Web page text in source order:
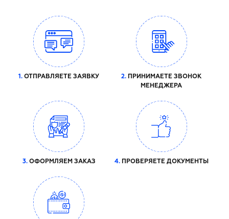
1. ОТПРАВЛЯЕТЕ ЗАЯВКУ 2. ПРИНИМАЕТЕ ЗВОНОК
МЕНЕДЖЕРА
3.ОФОРМЛЯЕМ ЗАКАЗ 4.ПРОВЕРЯЕТЕ ДОКУМЕНТЫ